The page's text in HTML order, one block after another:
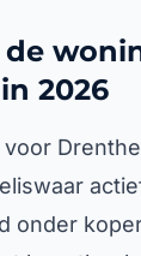
de
2026
onder